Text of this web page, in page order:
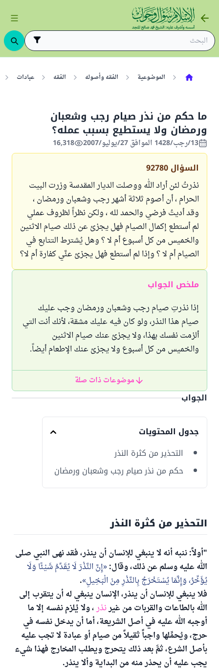
الموضوعية الفقه وأصوله الفقه عبادات
ما حكم من نذر صيام رجب وشعبان
ورمضان ولا يستطيع بسبب عمله؟
13/رجب/1428 الموافق 27/يوليو/2007 16,318
السؤال 92780
نذرتُ لئن أراد الله ووصلت الديار المقدسة وزرت البيت
الحرام ، أن أصوم ثلاثة أشهر رجب وشعبان ورمضان ،
وقد أديتُ فرضي والحمد لله ، ولكن نظراً لظروف عملي
لم أستطع إكمال الصيام فهل يجزئ عن ذلك صيام الاثنين
والخميس من كل أسبوع أم لا ؟ وهل يُشترط التتابع في
الصيام أم لا ؟ وإذا لم أستطع فهل يجزئ عنَّي كفارة أم لا؟
ملخص الجواب
إذا نذرتِ صيام رجب وشعبان ورمضان وجب عليك
صيام هذا النذر، ولو كان فيه عليك مشقة، لأنك أنت التي
ألزمت نفسك بهذا، ولا يجزئ عنك صيام الاثنين
والخميس من كل أسبوع ولا يجزئ عنك الإطعام أيضاً.
موضوعات ذات صلة
الجواب
جدول المحتويات
التحذير من كثرة النذر
حكم من نذر صيام رجب وشعبان ورمضان
التحذير من كثرة النذر
"أولاً: ننبه أنه لا ينبغي للإنسان أن ينذر، فقد نهى النبي صلى
الله عليه وسلم عن ذلك، وقال: إِنَّ النَّذْرَ لَا يُقَدِّمُ شَيْئًا وَلَا
يُؤَخِّرُ، وَإِنَّمَا يُسْتَخْرَجُ بِالنَّذْرِ مِنْ الْبَخِيلِ .
فلا ينبغي للإنسان أن ينذر، الإنسان ينبغي له أن يتقرب إلى
الله بالطاعات والقربات من غيرنذر، ولا يُلزم نفسه إلا ما
أوجبه الله عليه في أصل الشريعة، أما أن يدخل نفسه في
حرج، ويُحمِّلها واجباً ثقيلاً من صيام أو عبادة لا تجب عليه
بأصل الشرع، ثمَّ بعد ذلك يتحرج ويطلب المخارج فهذا شيء
يجب عليه أن يحذر منه من البداية وألا ينذر.